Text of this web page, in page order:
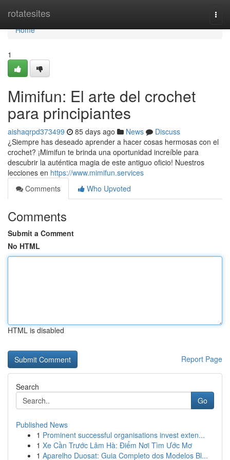
rotatesites
Home
Home
1
Mimifun: El arte del crochet
para principiantes
aishaqrpd373499 85 days ago News
Discuss
¿Siempre has deseado aprender a hacer cosas hermosas con el
crochet? ¡Mimifun te brinda una oportunidad increíble para
descubrir la auténtica magia de este antiguo oficio! Nuestros
lecciones en https://www.mimifun.services
Comments
Who Upvoted
Comments
Submit a Comment
No HTML
HTML is disabled
Report Page
Search
Go
Published News
1 Prominent successful organisations invest exten...
1 Xe Cần Trước Lâm Hà: Điểm Nơi Tìm Ước Mơ
1 Aparelho Duosat: Guia Completo dos Modelos Bl...